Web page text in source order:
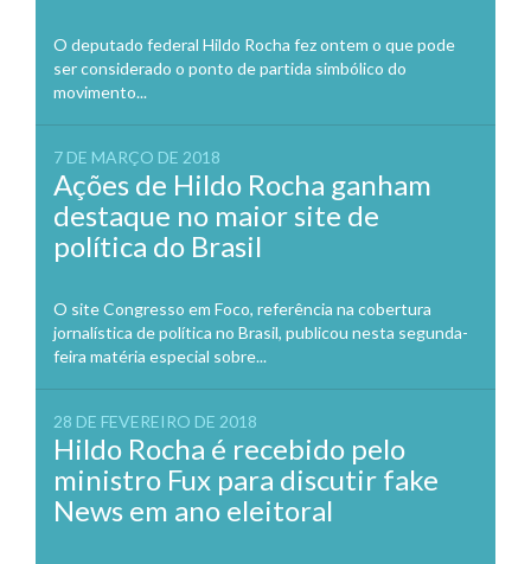
O deputado federal Hildo Rocha fez ontem o que pode
ser considerado o ponto de partida simbólico do
movimento...
7 DE MARÇO DE 2018
Ações de Hildo Rocha ganham
destaque no maior site de
política do Brasil
O site Congresso em Foco, referência na cobertura
jornalística de política no Brasil, publicou nesta segunda-
feira matéria especial sobre...
28 DE FEVEREIRO DE 2018
Hildo Rocha é recebido pelo
ministro Fux para discutir fake
News em ano eleitoral